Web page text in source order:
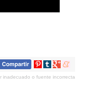
Compartir
Pinterest
Compartir
tumblr
Compartir
Google+
Compartir
meneame
inadecuado o fuente incorrecta